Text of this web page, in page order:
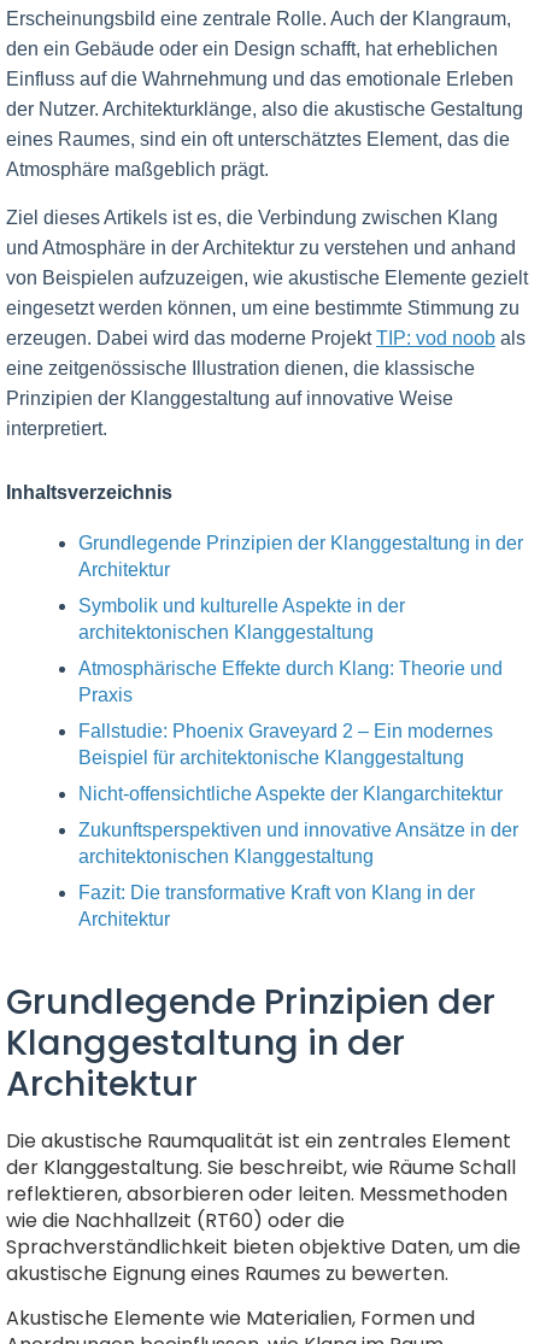
Erscheinungsbild eine zentrale Rolle. Auch der Klangraum,
den ein Gebäude oder ein Design schafft, hat erheblichen
Einfluss auf die Wahrnehmung und das emotionale Erleben
der Nutzer. Architekturklänge, also die akustische Gestaltung
eines Raumes, sind ein oft unterschätztes Element, das die
Atmosphäre maßgeblich prägt.
Ziel dieses Artikels ist es, die Verbindung zwischen Klang
und Atmosphäre in der Architektur zu verstehen und anhand
von Beispielen aufzuzeigen, wie akustische Elemente gezielt
eingesetzt werden können, um eine bestimmte Stimmung zu
erzeugen. Dabei wird das moderne ProjektTIP: vod noob als
eine zeitgenössische Illustration dienen, die klassische
Prinzipien der Klanggestaltung auf innovative Weise
interpretiert.
Inhaltsverzeichnis
Grundlegende Prinzipien der Klanggestaltung in der
Architektur
Symbolik und kulturelle Aspekte in der
architektonischen Klanggestaltung
Atmosphärische Effekte durch Klang: Theorie und
Praxis
Fallstudie: Phoenix Graveyard 2 – Ein modernes
Beispiel für architektonische Klanggestaltung
Nicht-offensichtliche Aspekte der Klangarchitektur
Zukunftsperspektiven und innovative Ansätze in der
architektonischen Klanggestaltung
Fazit: Die transformative Kraft von Klang in der
Architektur
Grundlegende Prinzipien der
Klanggestaltung in der
Architektur
Die akustische Raumqualität ist ein zentrales Element
der Klanggestaltung. Sie beschreibt, wie Räume Schall
reflektieren, absorbieren oder leiten. Messmethoden
wie die Nachhallzeit (RT60) oder die
Sprachverständlichkeit bieten objektive Daten, um die
akustische Eignung eines Raumes zu bewerten.
Akustische Elemente wie Materialien, Formen und